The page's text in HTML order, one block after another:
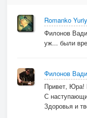
А в шубе дуба
oktober 1991
Romanko Yuriy
Филонов
уж... были
Филонов
Привет, Юра!
С
Здоровья и